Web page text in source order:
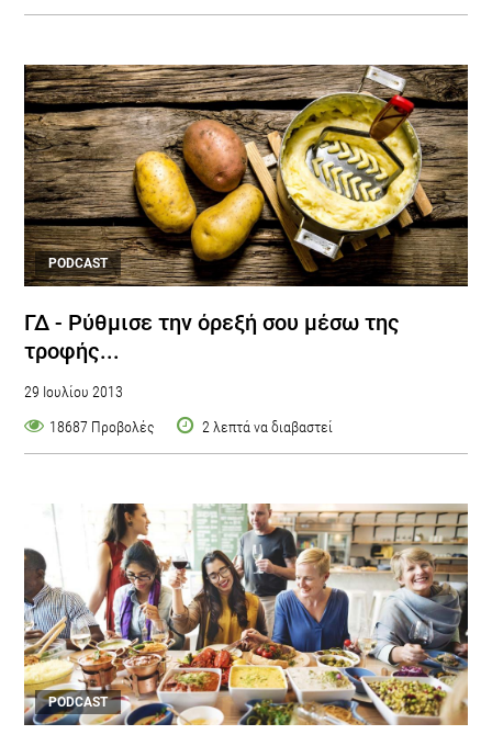
PODCAST
ΓΔ - Ρύθμισε την όρεξή σου μέσω της
τροφής...
29 Ιουλίου 2013
18687 Προβολές
2 λεπτά να διαβαστεί
PODCAST